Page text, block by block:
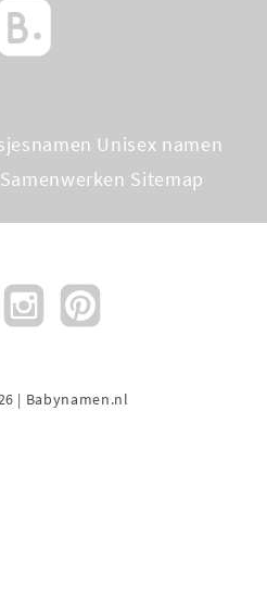
Unisex namen
Samenwerken Sitemap
| Babynamen.nl